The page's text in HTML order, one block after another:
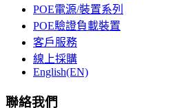
POE電源/裝置系列
POE驗證負載裝置
客戶服務
線上採購
English(EN)
聯絡我們